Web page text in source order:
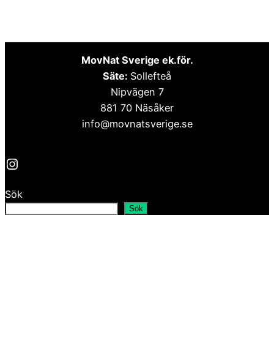
MovNat Sverige ek.för.
Säte: Sollefteå
Nipvägen 7
881 70 Näsåker
info@movnatsverige.se
Instagram
Sök
Sök